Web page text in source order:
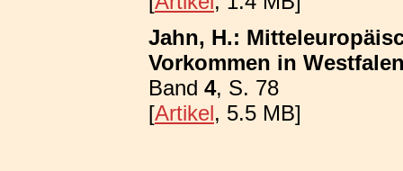
Jahn, H.:
Vorkommen in
Band 4, S. 78
[Artikel, 5.5 MB]